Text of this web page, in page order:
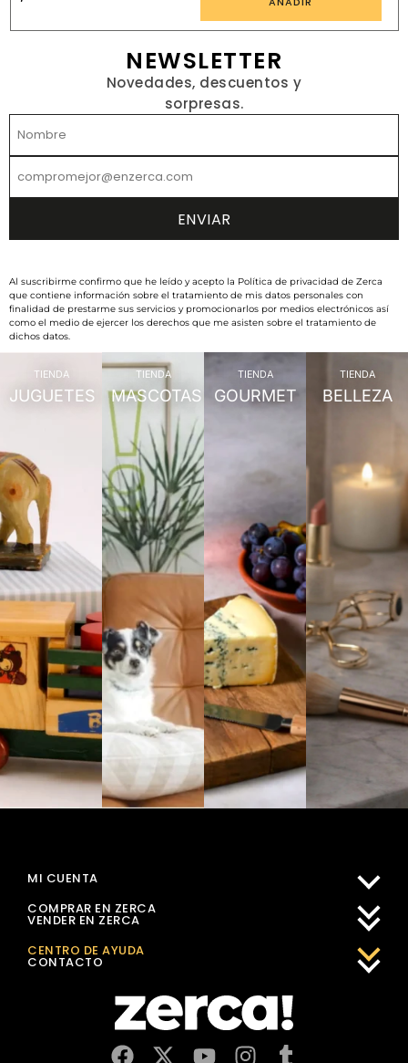
NEWSLETTER
Novedades, descuentos y
sorpresas.
Al suscribirme confirmo que he leído y acepto la Política de privacidad de Zerca
que contiene información sobre el tratamiento de mis datos personales con
finalidad de prestarme sus servicios y promocionarlos por medios electrónicos así
como el medio de ejercer los derechos que me asisten sobre el tratamiento de
dichos datos.
TIENDA
JUGUETES
TIENDA
MASCOTAS
TIENDA
GOURMET
TIENDA
BELLEZA
MI CUENTA
COMPRAR EN ZERCA
VENDER EN ZERCA
CENTRO DE AYUDA
CONTACTO